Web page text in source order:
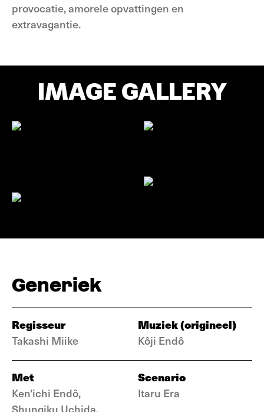
provocatie, amorele opvattingen en
extravagantie.
IMAGE GALLERY
Generiek
Regisseur
Takashi Miike
Muziek (origineel)
Kôji Endô
Met
Ken'ichi Endô,
Shungiku Uchida,
Scenario
Itaru Era